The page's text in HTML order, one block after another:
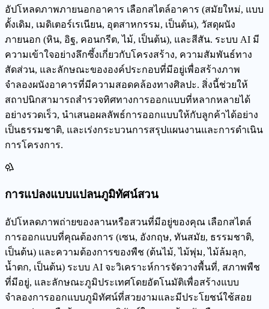
อัปโหลดภาพภายนอกอาคาร เลือกสไตล์อาคาร (สมัยใหม่, แบบ
ดั้งเดิม, เมดิเตอร์เรเนียน, อุตสาหกรรม, เป็นต้น), วัสดุผนัง
ภายนอก (หิน, อิฐ, คอนกรีต, ไม้, เป็นต้น), และสีสัน. ระบบ AI มี
ความเข้าใจอย่างลึกซึ้งเกี่ยวกับโครงสร้าง, ความสัมพันธ์ทาง
สัดส่วน, และลักษณะขององค์ประกอบที่มีอยู่เพื่อสร้างภาพ
จำลองผนังอาคารที่มีความสอดคล้องทางศิลปะ. สิ่งนี้ช่วยให้
สถาปนิกสามารถสำรวจทิศทางการออกแบบที่หลากหลายได้
อย่างรวดเร็ว, นำเสนอผลลัพธ์การออกแบบให้กับลูกค้าได้อย่าง
เป็นธรรมชาติ, และเร่งกระบวนการสรุปแผนงานและการดำเนิน
การโครงการ.
การแปลงแบบแปลนภูมิทัศน์สวน
อัปโหลดภาพถ่ายของลานหรือสวนที่มีอยู่ของคุณ เลือกสไตล์
การออกแบบที่คุณต้องการ (เซน, อังกฤษ, ทันสมัย, ธรรมชาติ,
เป็นต้น) และความต้องการของพืช (ต้นไม้, ไม้พุ่ม, ไม้ล้มลุก,
น้ำตก, เป็นต้น) ระบบ AI จะวิเคราะห์การจัดวางพื้นที่, สภาพพืช
ที่มีอยู่, และลักษณะภูมิประเทศโดยอัตโนมัติเพื่อสร้างแบบ
จำลองการออกแบบภูมิทัศน์ที่สวยงามและมีประโยชน์ใช้สอย